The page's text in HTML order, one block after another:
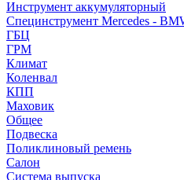
Инструмент аккумуляторный
Специнструмент Mercedes -
ГБЦ
ГРМ
Климат
Коленвал
КПП
Маховик
Общее
Подвеска
Поликлиновый ремень
Салон
Система выпуска